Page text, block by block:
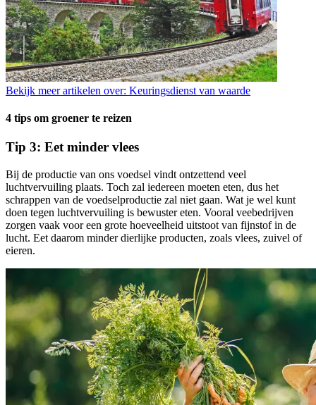
Bekijk meer artikelen over: Keuringsdienst van waarde
4 tips om groener te reizen
Tip 3: Eet minder vlees
Bij de productie van ons voedsel vindt ontzettend veel
luchtvervuiling plaats. Toch zal iedereen moeten eten, dus het
schrappen van de voedselproductie zal niet gaan. Wat je wel kunt
doen tegen luchtvervuiling is bewuster eten. Vooral veebedrijven
zorgen vaak voor een grote hoeveelheid uitstoot van fijnstof in de
lucht. Eet daarom minder dierlijke producten, zoals vlees, zuivel of
eieren.